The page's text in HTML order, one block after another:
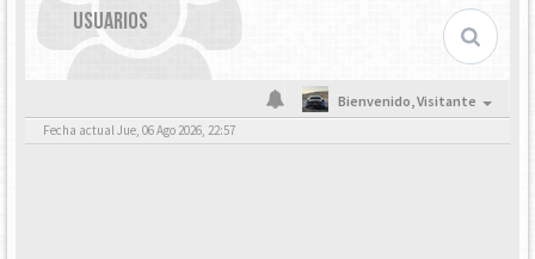
USUARIOS
Bienvenido,Visitante
Fecha actual Jue, 06 Ago 2026, 22:57